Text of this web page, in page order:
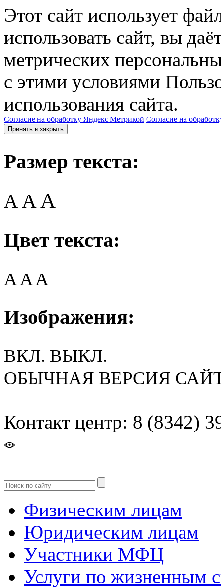
Этот сайт использует
использовать сайт, вы
метрических
с этими условиями
использования сайта.
Согласие на обработку Яндекс Метрикой Согласие на
Принять и закрыть
Размер текста:
A AA
Цвет текста:
AAA
Изображения:
ВКЛ. ВЫКЛ.
ОБЫЧНАЯ ВЕРСИЯ
Контакт центр: 8 (8342)
Физическим лицам
Юридическим лицам
Участники МФЦ
Услуги по жизненным